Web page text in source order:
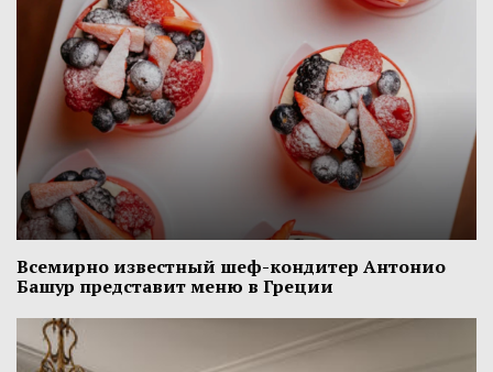
Всемирно известный шеф-кондитер Антонио
Башур представит меню в Греции